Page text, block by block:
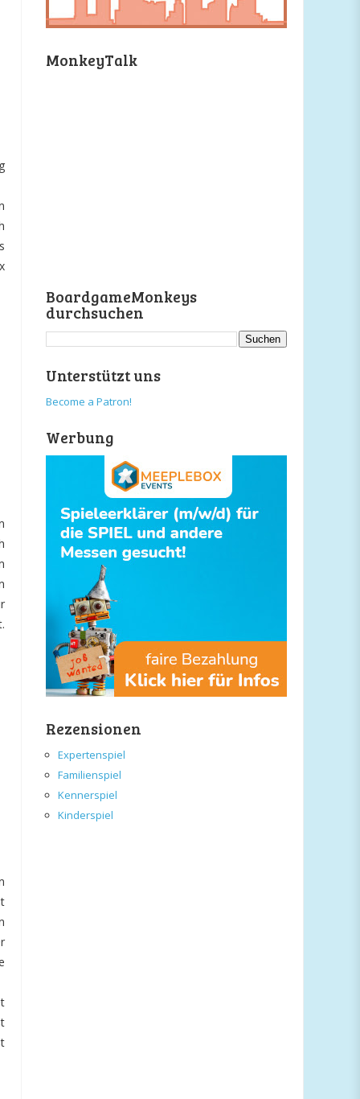
MonkeyTalk
BoardgameMonkeys
durchsuchen
Unterstützt uns
Become a Patron!
Werbung
Rezensionen
Expertenspiel
Familienspiel
Kennerspiel
Kinderspiel